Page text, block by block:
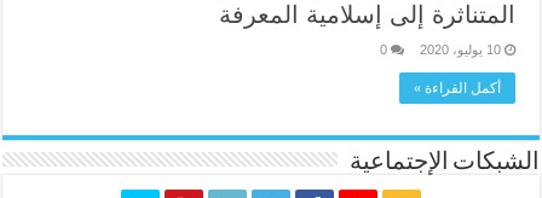
المتناثرة إلى إسلامية المعرفة
10 يوليو، 2020 0
أكمل القراءة »
الشبكات الإجتماعية